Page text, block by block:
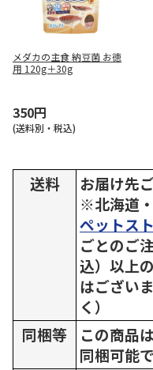
メダカの主食 納豆菌 お徳
用 120g＋30g
350円
(送料別・税込)
送料
お届け先
※北海道
ペットス
ごとのご
込）以上
はござい
く）
同梱等
この商品は
同梱可能で